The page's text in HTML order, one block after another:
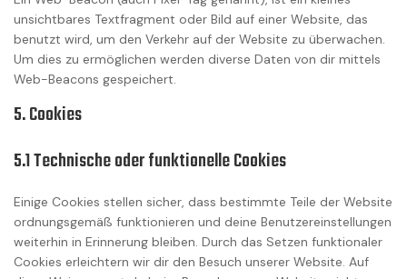
unsichtbares Textfragment oder Bild auf einer Website, das
benutzt wird, um den Verkehr auf der Website zu überwachen.
Um dies zu ermöglichen werden diverse Daten von dir mittels
Web-Beacons gespeichert.
5. Cookies
5.1 Technische oder funktionelle Cookies
Einige Cookies stellen sicher, dass bestimmte Teile der Website
ordnungsgemäß funktionieren und deine Benutzereinstellungen
weiterhin in Erinnerung bleiben. Durch das Setzen funktionaler
Cookies erleichtern wir dir den Besuch unserer Website. Auf